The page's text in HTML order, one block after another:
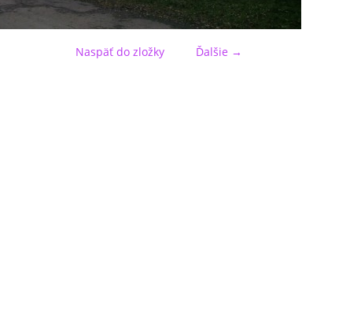
Ďalšie →
Naspäť do zložky